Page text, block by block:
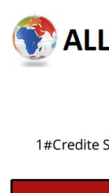
1#Credite